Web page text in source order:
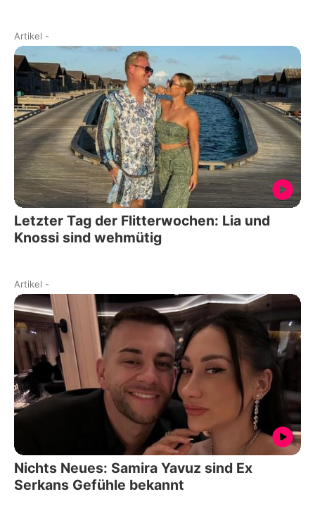
Artikel -
Letzter Tag der Flitterwochen: Lia und
Knossi sind wehmütig
Artikel -
Nichts Neues: Samira Yavuz sind Ex
Serkans Gefühle bekannt